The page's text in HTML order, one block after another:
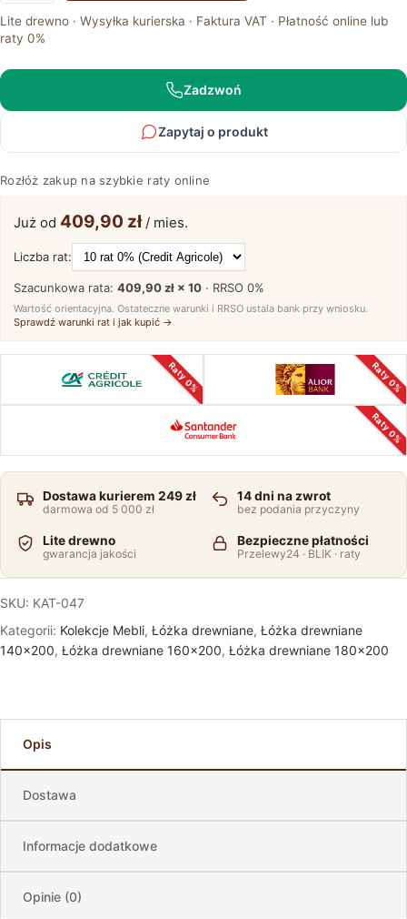
białe
dwuosobowe
stylu
ANADI
Lite drewno · Wysyłka kurierska · Faktura VAT · Płatność online lub
raty 0%
Zadzwoń
Zapytaj o produkt
Rozłóż zakup na szybkie raty online
Już od 409,90 zł/ mies.
Liczba rat:
Szacunkowa rata: 409,90 zł × 10 · RRSO 0%
Wartość orientacyjna. Ostateczne warunki i RRSO ustala bank przy wniosku.
Sprawdź warunki rat i jak kupić →
Raty 0%
Raty 0%
Raty 0%
Dostawa kurierem 249 zł
darmowa od 5 000 zł
14 dni na zwrot
bez podania przyczyny
Lite drewno
gwarancja jakości
Bezpieczne płatności
Przelewy24 · BLIK · raty
SKU: KAT-047
Kategorii: Kolekcje Mebli, Łóżka drewniane, Łóżka drewniane
140x200, Łóżka drewniane 160x200, Łóżka drewniane 180x200
Opis
Dostawa
Informacje dodatkowe
Opinie (0)